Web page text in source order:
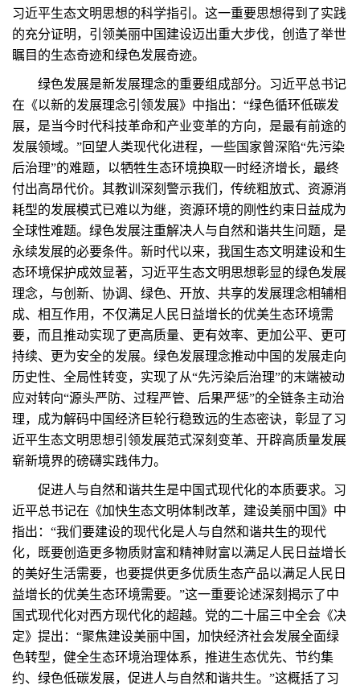
习近平生态文明思想的科学指引。这一重要思想得到了实践
的充分证明，引领美丽中国建设迈出重大步伐，创造了举世
瞩目的生态奇迹和绿色发展奇迹。
绿色发展是新发展理念的重要组成部分。习近平总书记
在《以新的发展理念引领发展》中指出：“绿色循环低碳发
展，是当今时代科技革命和产业变革的方向，是最有前途的
发展领域。”回望人类现代化进程，一些国家曾深陷“先污染
后治理”的难题，以牺牲生态环境换取一时经济增长，最终
付出高昂代价。其教训深刻警示我们，传统粗放式、资源消
耗型的发展模式已难以为继，资源环境的刚性约束日益成为
全球性难题。绿色发展注重解决人与自然和谐共生问题，是
永续发展的必要条件。新时代以来，我国生态文明建设和生
态环境保护成效显著，习近平生态文明思想彰显的绿色发展
理念，与创新、协调、绿色、开放、共享的发展理念相辅相
成、相互作用，不仅满足人民日益增长的优美生态环境需
要，而且推动实现了更高质量、更有效率、更加公平、更可
持续、更为安全的发展。绿色发展理念推动中国的发展走向
历史性、全局性转变，实现了从“先污染后治理”的末端被动
应对转向“源头严防、过程严管、后果严惩”的全链条主动治
理，成为解码中国经济巨轮行稳致远的生态密诀，彰显了习
近平生态文明思想引领发展范式深刻变革、开辟高质量发展
崭新境界的磅礴实践伟力。
促进人与自然和谐共生是中国式现代化的本质要求。习
近平总书记在《加快生态文明体制改革，建设美丽中国》中
指出：“我们要建设的现代化是人与自然和谐共生的现代
化，既要创造更多物质财富和精神财富以满足人民日益增长
的美好生活需要，也要提供更多优质生态产品以满足人民日
益增长的优美生态环境需要。”这一重要论述深刻揭示了中
国式现代化对西方现代化的超越。党的二十届三中全会《决
定》提出：“聚焦建设美丽中国，加快经济社会发展全面绿
色转型，健全生态环境治理体系，推进生态优先、节约集
约、绿色低碳发展，促进人与自然和谐共生。”这概括了习